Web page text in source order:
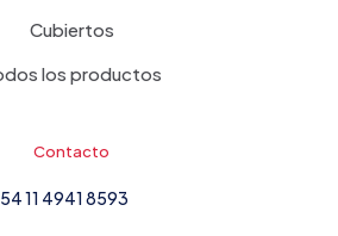
Cubiertos
los productos
Contacto
11 4941 8593